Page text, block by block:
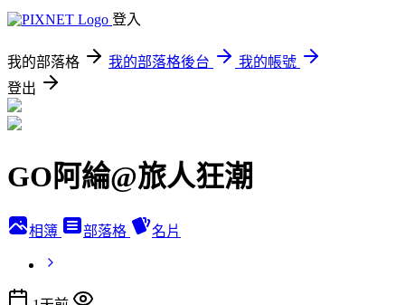
登入
我的部落格 我的部落格後台
我的帳號
登出
GO阿綸@旅人狂潮
相簿 部落格 名片